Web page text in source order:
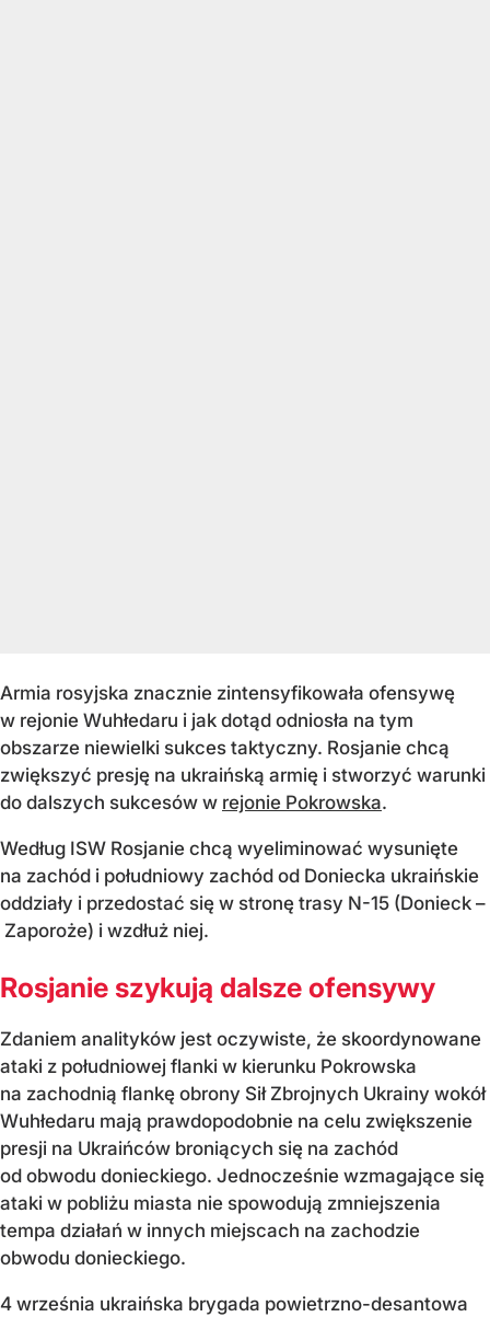
Armia rosyjska znacznie zintensyfikowała ofensywę
w rejonie Wuhłedaru i jak dotąd odniosła na tym
obszarze niewielki sukces taktyczny. Rosjanie chcą
zwiększyć presję na ukraińską armię i stworzyć warunki
do dalszych sukcesów w rejonie Pokrowska.
Według ISW Rosjanie chcą wyeliminować wysunięte
na zachód i południowy zachód od Doniecka ukraińskie
oddziały i przedostać się w stronę trasy N-15 (Donieck –
Zaporoże) i wzdłuż niej.
Rosjanie szykują dalsze ofensywy
Zdaniem analityków jest oczywiste, że skoordynowane
ataki z południowej flanki w kierunku Pokrowska
na zachodnią flankę obrony Sił Zbrojnych Ukrainy wokół
Wuhłedaru mają prawdopodobnie na celu zwiększenie
presji na Ukraińców broniących się na zachód
od obwodu donieckiego. Jednocześnie wzmagające się
ataki w pobliżu miasta nie spowodują zmniejszenia
tempa działań w innych miejscach na zachodzie
obwodu donieckiego.
4 września ukraińska brygada powietrzno-desantowa